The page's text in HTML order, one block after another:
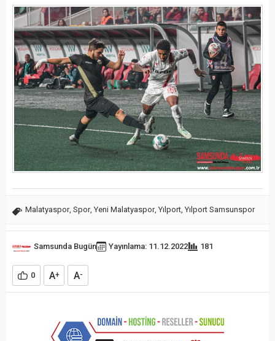
Malatyaspor, Spor, Yeni Malatyaspor, Yılport Yılport Samsunspor
Samsunda Bugün Yayınlama: 11.12.2022 181
0 A+ A-